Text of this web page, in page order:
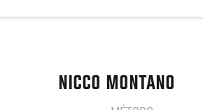
NICCO MONTANO